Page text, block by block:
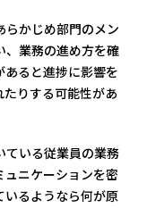
らかじめ部門のメン
、業務の進め方を確
ると進捗に影響を
りする可能性があ
ている従業員の業務
ニケーションを密
いるようなら何が原